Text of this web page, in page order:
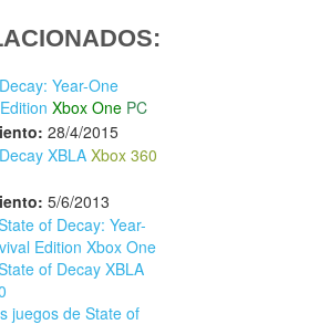
Year-One
Xbox One PC
28/4/2015
XBLA Xbox 360
5/6/2013
of Decay: Year-
Edition Xbox One
of Decay XBLA
juegos de State of